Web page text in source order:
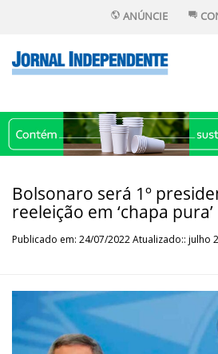
ANÚNCIE
Bolsonaro será 1º
reeleição em ‘chapa pura’
Publicado em: 24/07/2022 Atualizado:: julho